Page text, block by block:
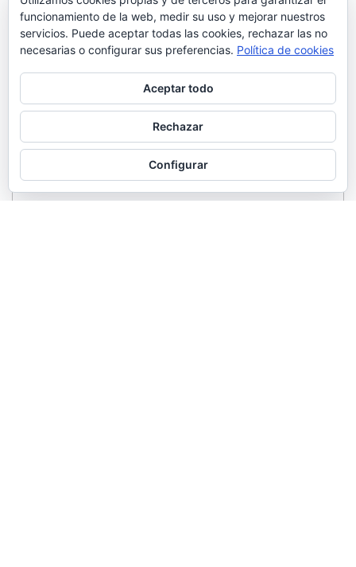
funcionamiento de la web, medir su uso y mejorar nuestros
servicios. Puede aceptar todas las cookies, rechazar las no
necesarias o configurar sus preferencias. Política de cookies
Aceptar todo
Rechazar
Configurar